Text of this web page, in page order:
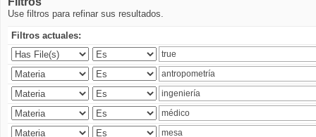
Use filtros para refinar sus resultados.
Filtros actuales: